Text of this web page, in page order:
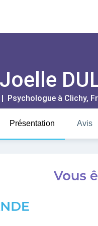
Joelle
| Psychologue à Clichy,
Présentation Avis